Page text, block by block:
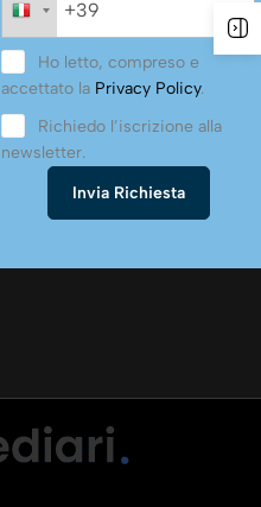
Ho letto, compreso e
accettato la Privacy Policy.
Richiedo l’iscrizione alla
newsletter.